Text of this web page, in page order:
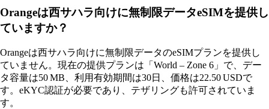
Orangeは西サハラ向けに無制限データeSIMを提供し
ていますか？
Orangeは西サハラ向けに無制限データのeSIMプランを提供し
ていません。現在の提供プランは「World – Zone 6」で、デー
タ容量は50 MB、利用有効期間は30日、価格は22.50 USDで
す。eKYC認証が必要であり、テザリングも許可されていま
す。